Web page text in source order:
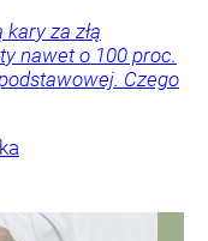
za złą
nawet o 100 proc.
Czego